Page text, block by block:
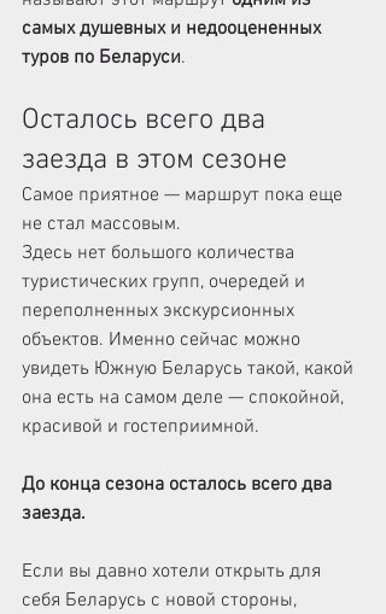
самых душевных и недооцененных
туров по Беларуси.
Осталось всего два
заезда в этом сезоне
Самое приятное — маршрут пока еще
не стал массовым.
Здесь нет большого количества
туристических групп, очередей и
переполненных экскурсионных
объектов. Именно сейчас можно
увидеть Южную Беларусь такой, какой
она есть на самом деле — спокойной,
красивой и гостеприимной.
До конца сезона осталось всего два
заезда.
Если вы давно хотели открыть для
себя Беларусь с новой стороны,